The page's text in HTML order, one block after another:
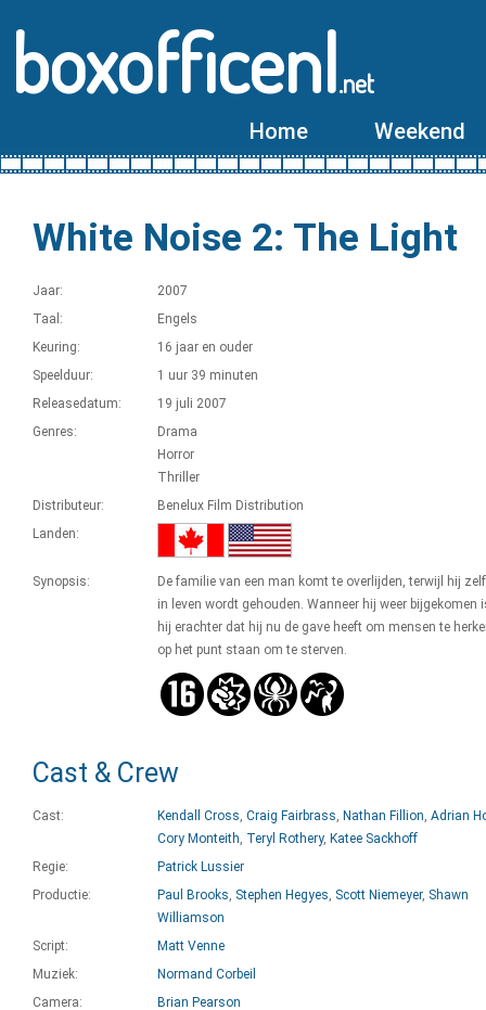
boxofficenl.net
Home Weekend
White Noise 2: The Light
Jaar:
2007
Taal:
Engels
Keuring:
16 jaar en ouder
Speelduur:
1 uur 39 minuten
Releasedatum:
19 juli 2007
Genres:
Drama
Horror
Thriller
Distributeur:
Benelux Film Distribution
Landen:
Synopsis:
De familie van een man komt te overlijden, terwijl hij
in leven wordt gehouden. Wanneer hij weer bijgekomen
hij erachter dat hij nu de gave heeft om mensen te
op het punt staan om te sterven.
Cast & Crew
Cast: Kendall Cross, Craig Fairbrass, Nathan Fillion, Adrian
Cory Monteith, Teryl Rothery, Katee Sackhoff
Regie:
Patrick Lussier
Productie:
Paul Brooks, Stephen Hegyes, Scott Niemeyer, Shawn
Williamson
Script:
Matt Venne
Muziek:
Normand Corbeil
Camera:
Brian Pearson